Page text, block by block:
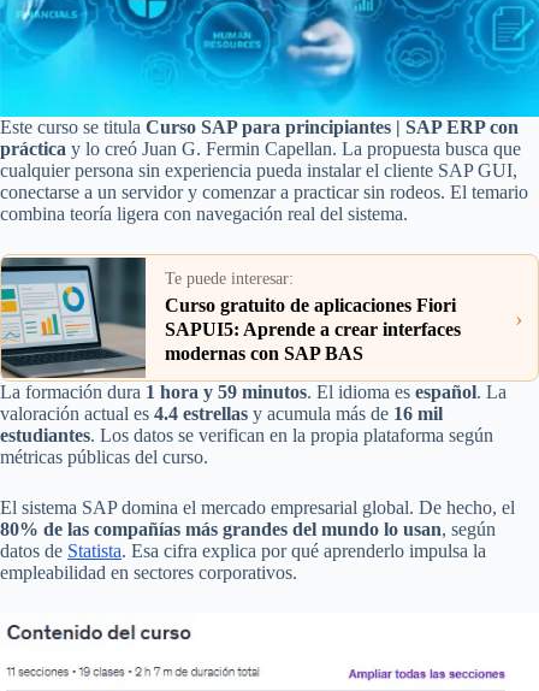
Este curso se titula Curso SAP para principiantes | SAP ERP con
práctica y lo creó Juan G. Fermin Capellan. La propuesta busca que
cualquier persona sin experiencia pueda instalar el cliente SAP GUI,
conectarse a un servidor y comenzar a practicar sin rodeos. El temario
combina teoría ligera con navegación real del sistema.
Te puede interesar:
Curso gratuito de aplicaciones Fiori
SAPUI5: Aprende a crear interfaces
modernas con SAP BAS
›
La formación dura 1 hora y 59 minutos. El idioma es español. La
valoración actual es 4.4 estrellas y acumula más de 16 mil
estudiantes. Los datos se verifican en la propia plataforma según
métricas públicas del curso.
El sistema SAP domina el mercado empresarial global. De hecho, el
80% de las compañías más grandes del mundo lo usan, según
datos de Statista. Esa cifra explica por qué aprenderlo impulsa la
empleabilidad en sectores corporativos.